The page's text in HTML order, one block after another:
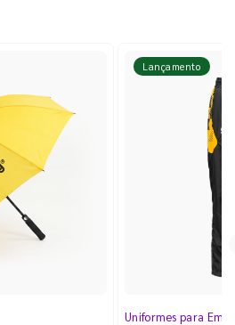
Lançamento
Uniformes para